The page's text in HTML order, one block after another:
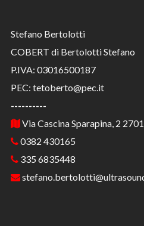
Stefano Bertolotti
COBERT di Bertolotti Stefano
P.IVA: 03016500187
PEC: tetoberto@pec.it
----------
Via Cascina Sparapina, 2
0382 430165
335 6835448